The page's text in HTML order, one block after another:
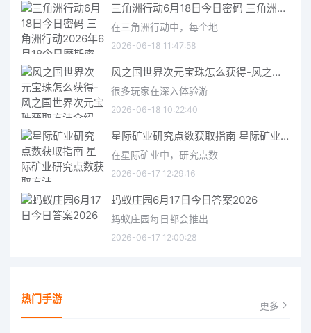
三角洲行动6月18日今日密码 三角洲行动2026年6月18今日摩斯密码分享
在三角洲行动中，每个地
2026-06-18 11:47:58
风之国世界次元宝珠怎么获得-风之国世界次元宝珠获取方法介绍
很多玩家在深入体验游
2026-06-18 10:22:40
星际矿业研究点数获取指南 星际矿业研究点数获取方法
在星际矿业中，研究点数
2026-06-17 12:29:16
蚂蚁庄园6月17日今日答案2026
蚂蚁庄园每日都会推出
2026-06-17 12:00:28
热门手游 更多